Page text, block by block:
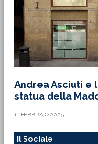
Andrea Asciuti e
statua della
11 FEBBRAIO 2025
Il Sociale